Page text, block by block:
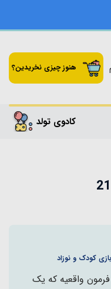
هنوز چیزی نخریدین؟
کادوی تولد
کودک و نوزاد
واقعیه که یک